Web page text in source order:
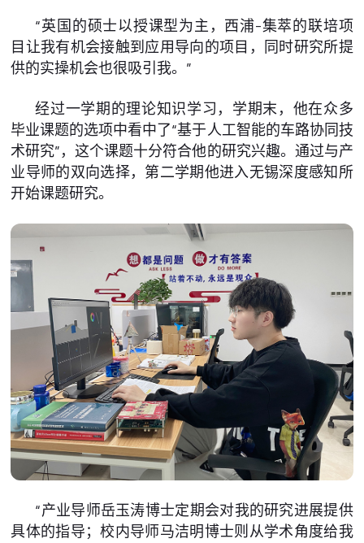
“英国的硕士以授课型为主，西浦-集萃的联培项
目让我有机会接触到应用导向的项目，同时研究所提
供的实操机会也很吸引我。”
经过一学期的理论知识学习，学期末，他在众多
毕业课题的选项中看中了“基于人工智能的车路协同技
术研究”，这个课题十分符合他的研究兴趣。通过与产
业导师的双向选择，第二学期他进入无锡深度感知所
开始课题研究。
“产业导师岳玉涛博士定期会对我的研究进展提供
具体的指导；校内导师马洁明博士则从学术角度给我